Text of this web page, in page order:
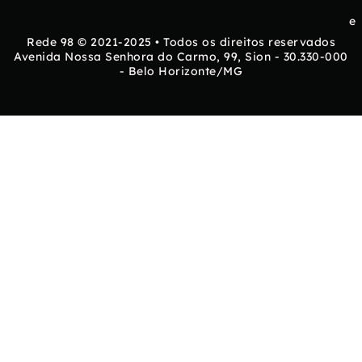
e
Rede 98 © 2021-2025 • Todos os direitos reservados
Avenida Nossa Senhora do Carmo, 99, Sion - 30.330-000
- Belo Horizonte/MG